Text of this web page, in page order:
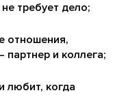
не требует дело;
отношения,
и коллега;
любит, когда